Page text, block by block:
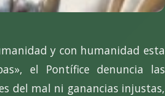
y con humanidad esta
el Pontífice denuncia las
del mal ni ganancias injustas,